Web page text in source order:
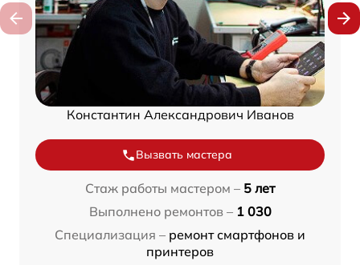
Константин Александрович Иванов
Вызвать мастера
Стаж работы мастером – 5 лет
Выполнено ремонтов – 1 030
Специализация – ремонт смартфонов и
принтеров